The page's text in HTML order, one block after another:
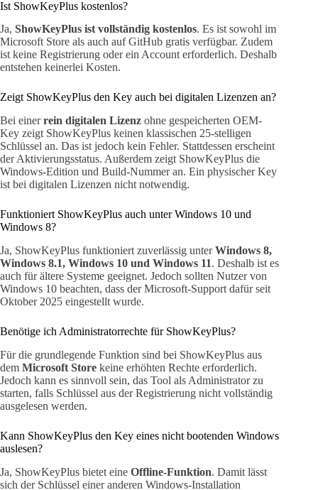
Ist ShowKeyPlus kostenlos?
Ja, ShowKeyPlus ist vollständig kostenlos. Es ist sowohl im
Microsoft Store als auch auf GitHub gratis verfügbar. Zudem
ist keine Registrierung oder ein Account erforderlich. Deshalb
entstehen keinerlei Kosten.
Zeigt ShowKeyPlus den Key auch bei digitalen Lizenzen an?
Bei einerrein digitalen Lizenz ohne gespeicherten OEM-
Key zeigt ShowKeyPlus keinen klassischen 25-stelligen
Schlüssel an. Das ist jedoch kein Fehler. Stattdessen erscheint
der Aktivierungsstatus. Außerdem zeigt ShowKeyPlus die
Windows-Edition und Build-Nummer an. Ein physischer Key
ist bei digitalen Lizenzen nicht notwendig.
Funktioniert ShowKeyPlus auch unter Windows 10 und
Windows 8?
Ja, ShowKeyPlus funktioniert zuverlässig unterWindows 8,
Windows 8.1, Windows 10 und Windows 11. Deshalb ist es
auch für ältere Systeme geeignet. Jedoch sollten Nutzer von
Windows 10 beachten, dass der Microsoft-Support dafür seit
Oktober 2025 eingestellt wurde.
Benötige ich Administratorrechte für ShowKeyPlus?
Für die grundlegende Funktion sind bei ShowKeyPlus aus
dem Microsoft Store keine erhöhten Rechte erforderlich.
Jedoch kann es sinnvoll sein, das Tool als Administrator zu
starten, falls Schlüssel aus der Registrierung nicht vollständig
ausgelesen werden.
Kann ShowKeyPlus den Key eines nicht bootenden Windows
auslesen?
Ja, ShowKeyPlus bietet eine Offline-Funktion. Damit lässt
sich der Schlüssel einer anderen Windows-Installation